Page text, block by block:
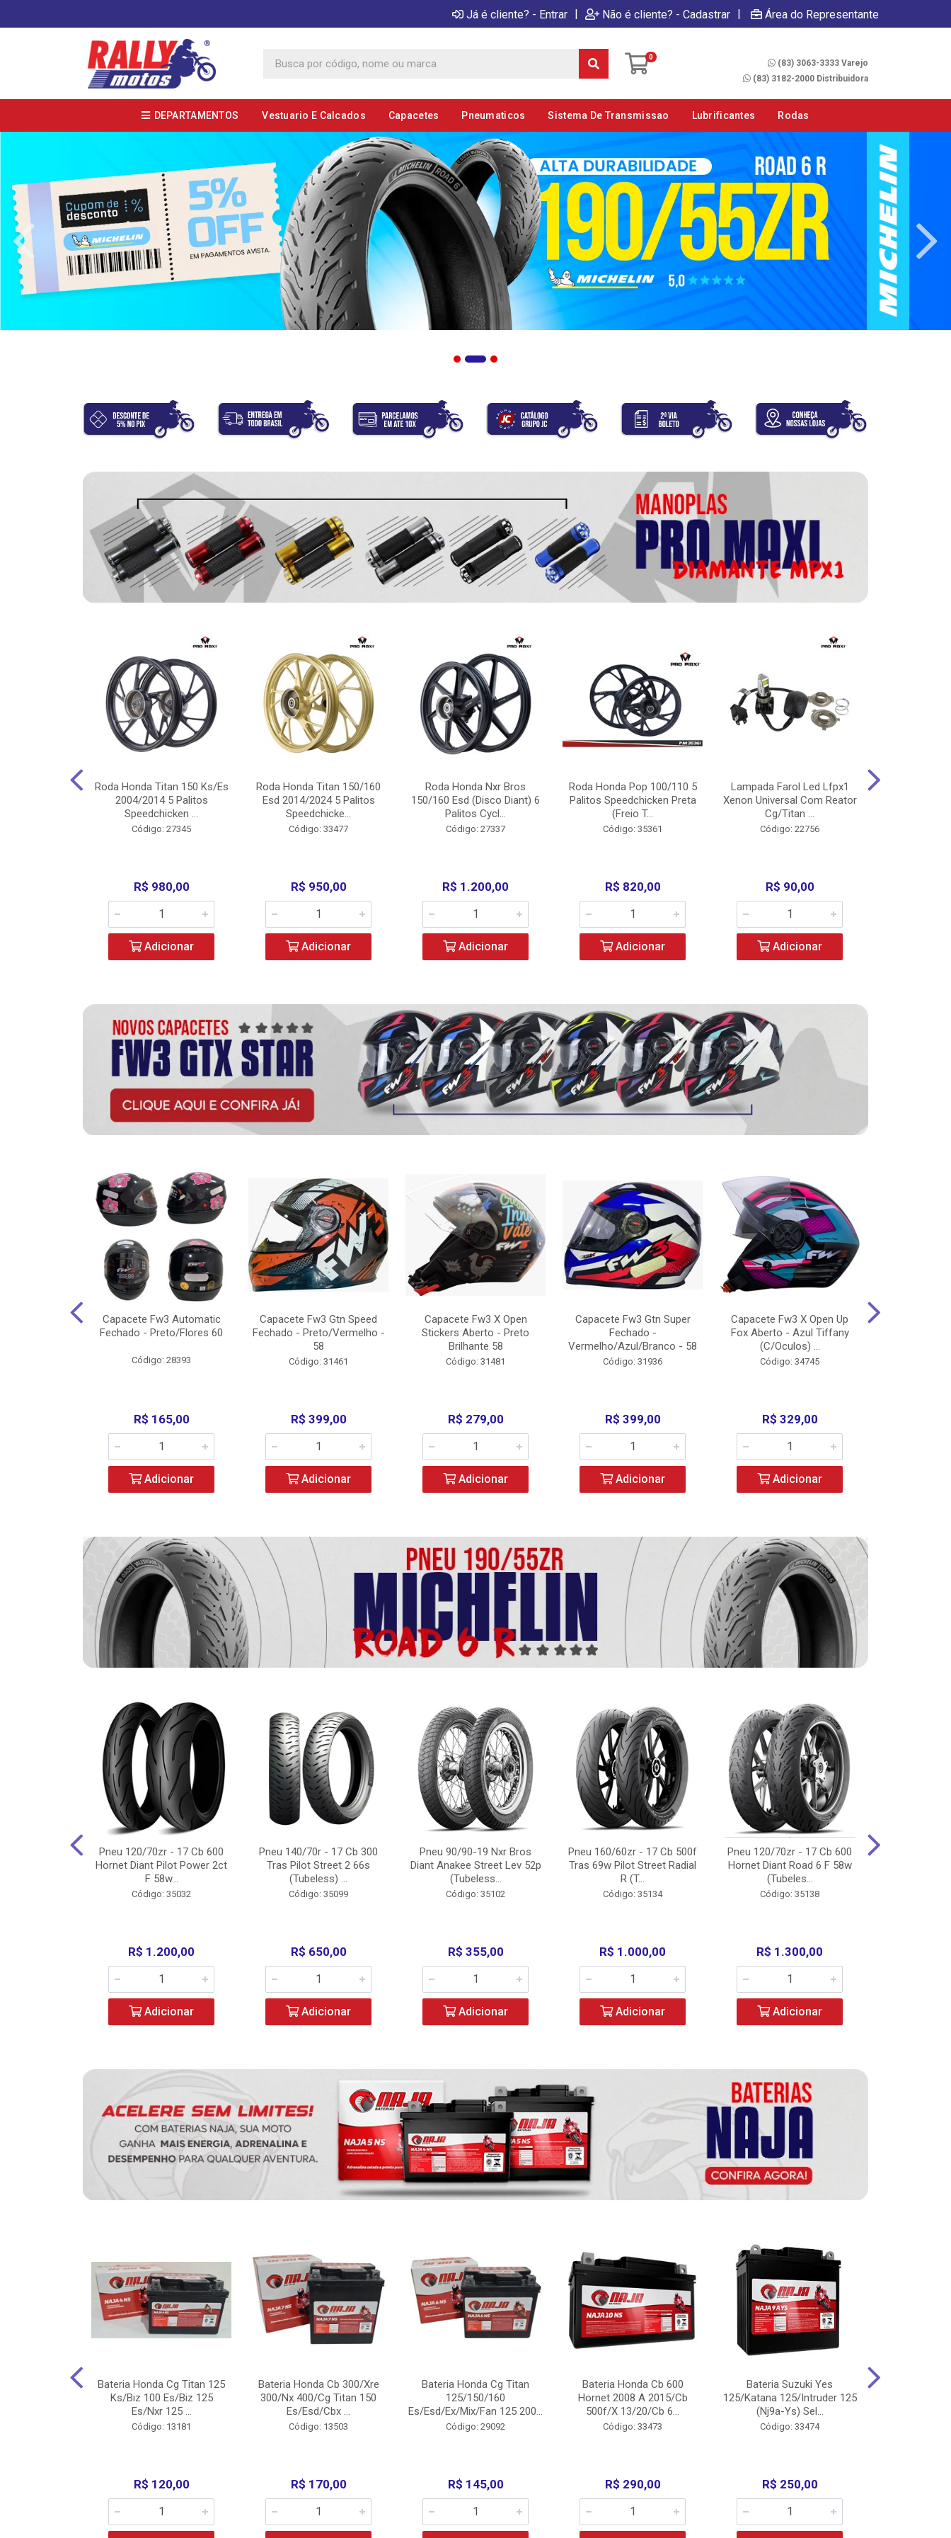
Já é cliente? - Entrar | Não é cliente? - Cadastrar | Área do Representante
0
(83) 3063-3333 Varejo
(83) 3182-2000 Distribuidora
DEPARTAMENTOS Vestuario E Calcados Capacetes Pneumaticos Sistema De Transmissao Lubrificantes Rodas
Roda Honda Titan 150 Ks/Es
2004/2014 5 Palitos
Speedchicken ...
Código: 27345
R$ 980,00
Adicionar
Roda Honda Titan 150/160
Esd 2014/2024 5 Palitos
Speedchicke...
Código: 33477
R$ 950,00
Adicionar
Roda Honda Nxr Bros
150/160 Esd (Disco Diant) 6
Palitos Cycl...
Código: 27337
R$ 1.200,00
Adicionar
Roda Honda Pop 100/110 5
Palitos Speedchicken Preta
(Freio T...
Código: 35361
R$ 820,00
Adicionar
Lampada Farol Led Lfpx1
Xenon Universal Com Reator
Cg/Titan ...
Código: 22756
R$ 90,00
Adicionar
Capacete Fw3 Automatic
Fechado - Preto/Flores 60
Código: 28393
R$ 165,00
Adicionar
Capacete Fw3 Gtn Speed
Fechado - Preto/Vermelho -
58
Código: 31461
R$ 399,00
Adicionar
Capacete Fw3 X Open
Stickers Aberto - Preto
Brilhante 58
Código: 31481
R$ 279,00
Adicionar
Capacete Fw3 Gtn Super
Fechado -
Vermelho/Azul/Branco - 58
Código: 31936
R$ 399,00
Adicionar
Capacete Fw3 X Open Up
Fox Aberto - Azul Tiffany
(C/Oculos) ...
Código: 34745
R$ 329,00
Adicionar
Pneu 120/70zr - 17 Cb 600
Hornet Diant Pilot Power 2ct
F 58w...
Código: 35032
R$ 1.200,00
Adicionar
Pneu 140/70r - 17 Cb 300
Tras Pilot Street 2 66s
(Tubeless) ...
Código: 35099
R$ 650,00
Adicionar
Pneu 90/90-19 Nxr Bros
Diant Anakee Street Lev 52p
(Tubeless...
Código: 35102
R$ 355,00
Adicionar
Pneu 160/60zr - 17 Cb 500f
Tras 69w Pilot Street Radial
R (T...
Código: 35134
R$ 1.000,00
Adicionar
Pneu 120/70zr - 17 Cb 600
Hornet Diant Road 6 F 58w
(Tubeles...
Código: 35138
R$ 1.300,00
Adicionar
Bateria Honda Cg Titan 125
Ks/Biz 100 Es/Biz 125
Es/Nxr 125 ...
Código: 13181
R$ 120,00
Bateria Honda Cb 300/Xre
300/Nx 400/Cg Titan 150
Es/Esd/Cbx ...
Código: 13503
R$ 170,00
Bateria Honda Cg Titan
125/150/160
Es/Esd/Ex/Mix/Fan 125 200...
Código: 29092
R$ 145,00
Bateria Honda Cb 600
Hornet 2008 A 2015/Cb
500f/X 13/20/Cb 6...
Código: 33473
R$ 290,00
Bateria Suzuki Yes
125/Katana 125/Intruder 125
(Nj9a-Ys) Sel...
Código: 33474
R$ 250,00